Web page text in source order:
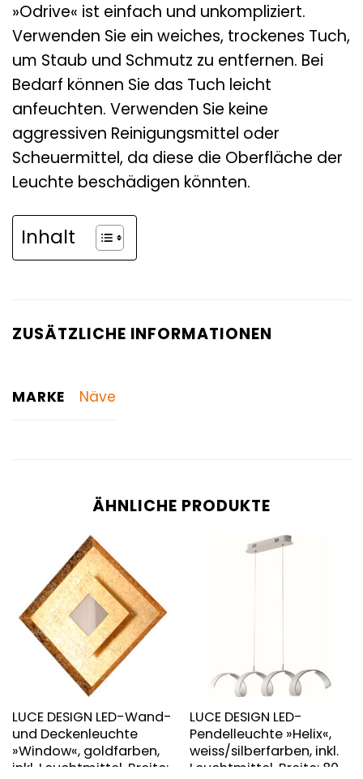
»Odrive« ist einfach und unkompliziert.
Verwenden Sie ein weiches, trockenes Tuch,
um Staub und Schmutz zu entfernen. Bei
Bedarf können Sie das Tuch leicht
anfeuchten. Verwenden Sie keine
aggressiven Reinigungsmittel oder
Scheuermittel, da diese die Oberfläche der
Leuchte beschädigen könnten.
Inhalt
ZUSÄTZLICHE INFORMATIONEN
MARKE Näve
ÄHNLICHE PRODUKTE
LUCE DESIGN LED-Wand-
und Deckenleuchte
»Window«, goldfarben,
inkl. Leuchtmittel, Breite:
LUCE DESIGN LED-
Pendelleuchte »Helix«,
weiss/silberfarben, inkl.
Leuchtmittel, Breite: 80